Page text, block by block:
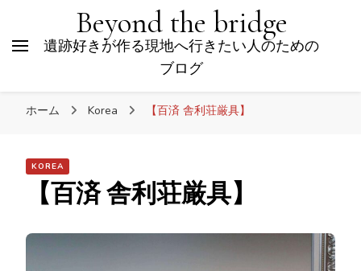
Beyond the bridge
遺跡好きが作る現地へ行きたい人のための
ブログ
ホーム Korea 【百済 舎利荘厳具】
KOREA
【百済 舎利荘厳具】